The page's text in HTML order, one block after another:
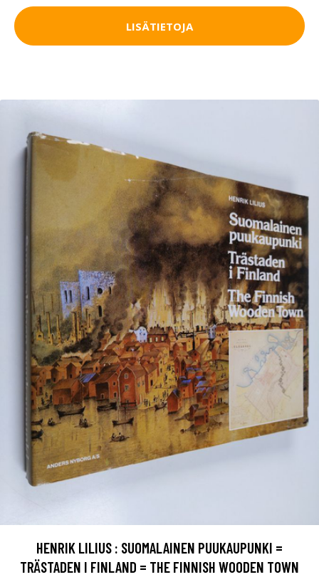
LISÄTIETOJA
HENRIK LILIUS : SUOMALAINEN PUUKAUPUNKI =
TRÄSTADEN I FINLAND = THE FINNISH WOODEN TOWN